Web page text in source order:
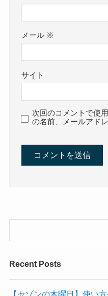
メール ※
サイト
次回のコメントで使
の名前、メールアド
Recent Posts
【セゾンの木曜日】使い